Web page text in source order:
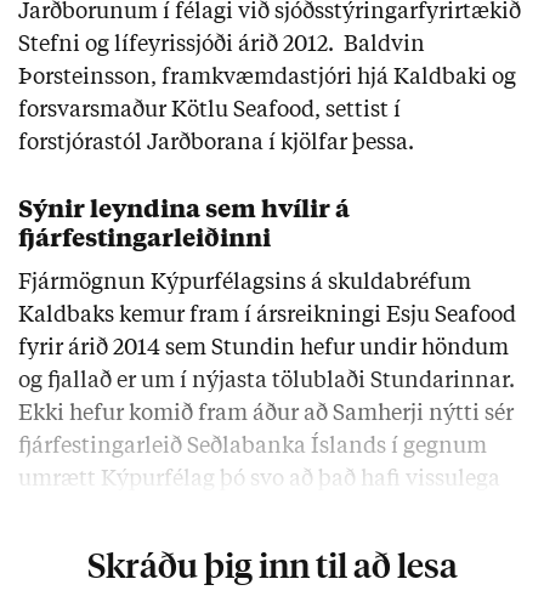
Jarðborunum í félagi við sjóðsstýringarfyrirtækið
Stefni og lífeyrissjóði árið 2012. Baldvin
Þorsteinsson, framkvæmdastjóri hjá Kaldbaki og
forsvarsmaður Kötlu Seafood, settist í
forstjórastól Jarðborana í kjölfar þessa.
Sýnir leyndina sem hvílir á
fjárfestingarleiðinni
Fjármögnun Kýpurfélagsins á skuldabréfum
Kaldbaks kemur fram í ársreikningi Esju Seafood
fyrir árið 2014 sem Stundin hefur undir höndum
og fjallað er um í nýjasta tölublaði Stundarinnar.
Ekki hefur komið fram áður að Samherji nýtti sér
fjárfestingarleið Seðlabanka Íslands í gegnum
umrætt Kýpurfélag þó svo að það hafi vissulega
Skráðu þig inn til að lesa